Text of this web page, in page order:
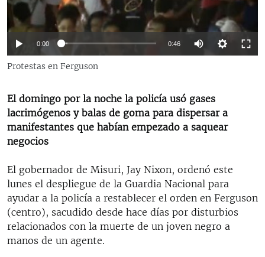
RADIO MARTÍ
ESPECIALES
LA REALIDAD DE LA VIVIENDA EN CUBA
SER VIEJO EN CUBA
KENTU-CUBANO
LOS SANTOS DE HIALEAH
LA INVASIÓN DE RUSIA A UCRANIA
MULTIMEDIA
SÍGUENOS
0:00 0:46
Protestas en Ferguson
El domingo por la noche la policía usó gases
lacrimógenos y balas de goma para dispersar a
manifestantes que habían empezado a saquear
negocios
El gobernador de Misuri, Jay Nixon, ordenó este
lunes el despliegue de la Guardia Nacional para
ayudar a la policía a restablecer el orden en Ferguson
(centro), sacudido desde hace días por disturbios
relacionados con la muerte de un joven negro a
manos de un agente.